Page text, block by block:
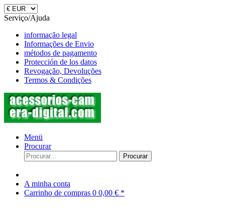
Serviço/Ajuda
informação legal
Informações de Envio
métodos de pagamento
Protección de los datos
Revogação, Devoluções
Termos & Condições
Menü
Procurar
Procurar
A minha conta
Carrinho de compras 0 0,00 € *